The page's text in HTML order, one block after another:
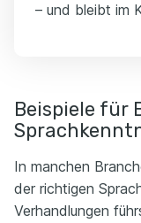
– und bleibt im
Beispiele für
In manchen
der richtigen
Verhandlungen